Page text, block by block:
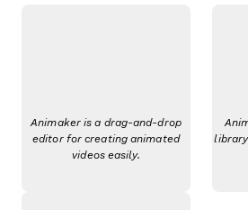
Animaker is a drag-and-drop
editor for creating animated
videos easily.